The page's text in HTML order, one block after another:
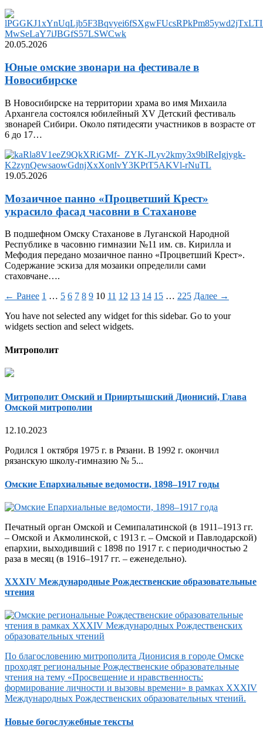
20.05.2026
Юные омские звонари на фестивале в
Новосибирске
В Новосибирске на территории храма во имя Михаила
Архангела состоялся юбилейный XV Детский фестиваль
звонарей Cибири. Около пятидесяти участников в возрасте от
6 до 17…
19.05.2026
Мозаичное панно «Процветший Крест»
украсило фасад часовни в Стаханове
В подшефном Омску Стаханове в Луганской Народной
Республике в часовню гимназии №11 им. св. Кирилла и
Мефодия передано мозаичное панно «Процветший Крест».
Содержание эскиза для мозаики определили сами
стаховчане….
← Ранее 1 … 5 6 7 8 9 10 11 12 13 14 15 … 225 Далее →
You have not selected any widget for this sidebar. Go to your
widgets section and select widgets.
Митрополит
Митрополит Омский и Прииртышский Дионисий, Глава
Омской митрополии
12.10.2023
Родился 1 октября 1975 г. в Рязани. В 1992 г. окончил
рязанскую школу-гимназию № 5...
Омские Епархиальные ведомости, 1898–1917 годы
Печатный орган Омской и Семипалатинской (в 1911–1913 гг.
– Омской и Акмолинской, с 1913 г. – Омской и Павлодарской)
епархии, выходивший с 1898 по 1917 г. с периодичностью 2
раза в месяц (в 1916–1917 гг. – еженедельно).
XXXIV Международные Рождественские образовательные
чтения
По благословению митрополита Дионисия в городе Омске
проходят региональные Рождественские образовательные
чтения на тему «Просвещение и нравственность:
формирование личности и вызовы времени» в рамках XXXIV
Международных Рождественских образовательных чтений.
Новые богослужебные тексты